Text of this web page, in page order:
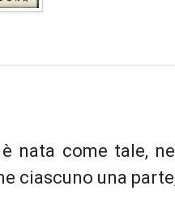
nata come tale,
ciascuno una